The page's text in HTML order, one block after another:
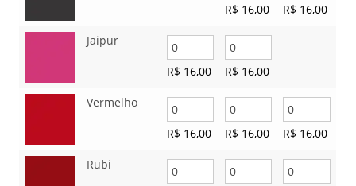
R$ 16,00 R$ 16,00
Jaipur
R$ 16,00 R$ 16,00
Vermelho
R$ 16,00 R$ 16,00 R$ 16,00
Rubi